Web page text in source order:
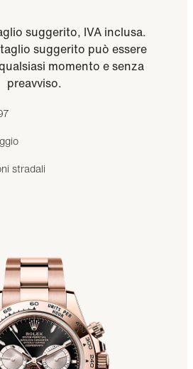
suggerito, IVA inclusa.
suggerito può essere
momento e senza
preavviso.
stradali